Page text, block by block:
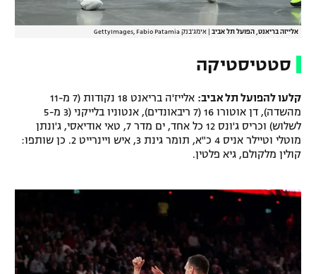
אלייזה בריאנט, הפועל תל אביב אימג'בנק GettyImages, Fabio Patamia
סטטיסטיקה
קלעו להפועל תל אביב:
אלייז'ה בריאנט 18 נקודות (7 מ-11
מהשדה), דן אוטורו 16 (7 ריבאונדים), אנטוניו בלייקני (3 מ-5
לשלוש) וכריס ג'ונס 12 כל אחד, ים מדר 7, טאי אודיאסי, ג'ונתן
מוטלי וטיילר אניס 4 כ"א, תומר גינת 3, איש ויינרייט 2. כן שותפו:
קולין מלקולם, גיא פלטין.